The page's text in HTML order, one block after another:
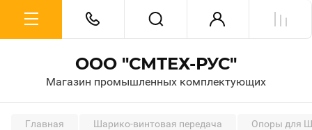
ООО "СМТЕХ-РУС"
Магазин промышленных комплектующих
Главная Шарико-винтовая передача Опоры для